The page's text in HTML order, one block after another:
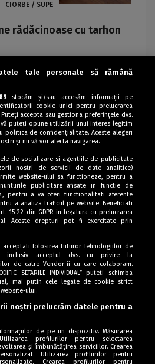
CIORBE / SUPE
rădăcinoase cu tarhon
Tag index
Antena 1
de cookies
tale personale să rămână
stocăm și/sau accesăm informații pe
cookie unici pentru prelucrarea
accepta sau gestiona preferințele dvs.
puteți opune utilizării unui interes legitim
politica de confidențialitate. Aceste alegeri
și nu vă vor afecta navigarea.
de socializare si agentiile de publicitate
nostri de servicii de date analitice)
website-ului sa functioneze, pentru a
publicitare afisate in functie de
pentru a va oferi functionalitati aferente
a analiza traficul pe website. Beneficiati
15-22 din GDPR in legatura cu prelucrarea
Aceste drepturi pot fi exercitate prin
acceptati folosirea tuturor Tehnologiilor de
inclusiv acceptul dvs. cu privire la
de catre Vendor-ii cu care colaboram.
SETARILE INDIVIDUAL” puteti schimba
mai putin cele legate de cookie strict
ului.
noștri prelucrăm datele pentru a
de pe un dispozitiv. Măsurarea
profilurilor pentru selectarea
și îmbunătățirea serviciilor. Crearea
Utilizarea profilurilor pentru
Crearea profilurilor pentru